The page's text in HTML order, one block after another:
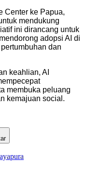
Center ke Papua,
mendukung
ini dirancang untuk
adopsi AI di
dan
keahlian, AI
membuka peluang
kemajuan social.